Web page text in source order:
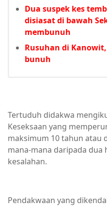
Dua suspek kes
disiasat di bawah
membunuh
Rusuhan di
bunuh
Tertuduh didakwa
Keseksaan yang
maksimum 10 tahun atau
mana-mana daripada
kesalahan.
Pendakwaan yang